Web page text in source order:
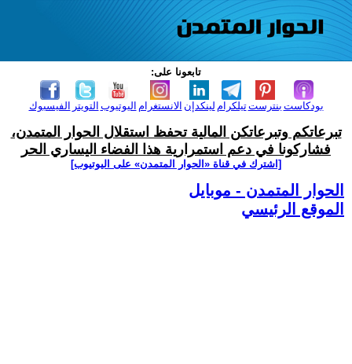
تابعونا على:
الفيسبوك التويتر اليوتيوب الانستغرام لينكدإن تيلكرامبنترست بودكاست
تبرعاتكم وتبرعاتكن المالية تحفظ استقلال الحوار المتمدن،
فشاركونا في دعم استمرارية هذا الفضاء اليساري الحر
[اشترك في قناة ‫«الحوار المتمدن» على اليوتيوب]
الحوار المتمدن - موبايل
الموقع الرئيسي